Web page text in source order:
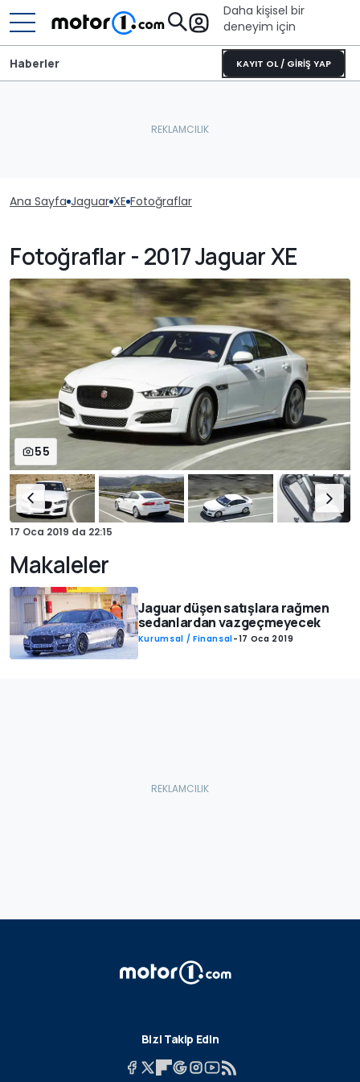
Daha kişisel bir
deneyim için
KAYIT OL / GİRİŞ YAP
Haberler
Ana Sayfa Jaguar XE Fotoğraflar
Fotoğraflar - 2017 Jaguar XE
55
17 Oca 2019 da 22:15
Makaleler
Jaguar düşen satışlara rağmen
sedanlardan vazgeçmeyecek
Kurumsal / Finansal-17 Oca 2019
Bizi Takip Edin